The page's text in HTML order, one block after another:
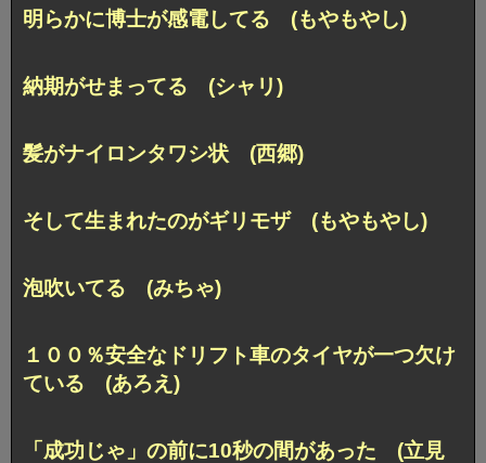
明らかに博士が感電してる (もやもやし)
納期がせまってる (シャリ)
髪がナイロンタワシ状 (西郷)
そして生まれたのがギリモザ (もやもやし)
泡吹いてる (みちゃ)
１００％安全なドリフト車のタイヤが一つ欠け
ている (あろえ)
「成功じゃ」の前に10秒の間があった (立見